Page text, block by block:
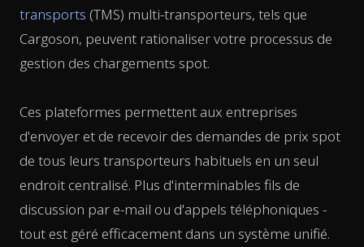
transports (TMS) multi-transporteurs, tels que
Cargoson, peuvent rationaliser votre processus de
gestion des chargements spot.
Ces plateformes permettent aux entreprises
d'envoyer et de recevoir des demandes de prix spot
de tous leurs transporteurs habituels en un seul
endroit centralisé. Plus d'interminables fils de
discussion par e-mail ou d'appels téléphoniques -
tout est géré efficacement dans un système unifié.